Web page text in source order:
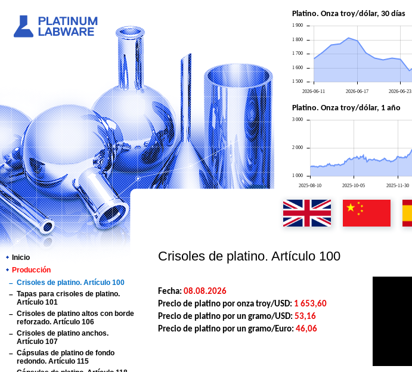
Platino. Onza troy/dólar, 30 días
2026-06-11 2026-06-17 2026-06-23
1 500
1 600
1 700
1 800
1 900
Platino. Onza troy/dólar, 1 año
2025-08-10 2025-10-05 2025-11-30
1 000
2 000
3 000
Inicio
Producción
Crisoles de platino. Artículo 100
Tapas para crisoles de platino.
Artículo 101
Crisoles de platino altos con borde
reforzado. Artículo 106
Crisoles de platino anchos.
Artículo 107
Cápsulas de platino de fondo
redondo. Artículo 115
Crisoles de platino. Artículo 100
Fecha: 08.08.2026
Precio de platino por onza troy/USD: 1 653,60
Precio de platino por un gramo/USD: 53,16
Precio de platino por un gramo/Euro: 46,06